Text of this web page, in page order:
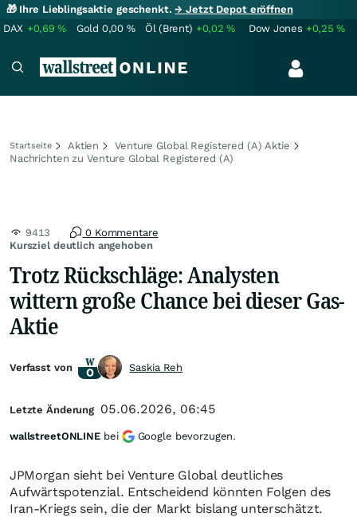
🎁 Ihre Lieblingsaktie geschenkt.→ Jetzt Depot eröffnen
DAX +0,69% Gold 0,00 % Öl (Brent) +0,02% Dow Jones +0,25%
Startseite Aktien
Venture Global Registered (A) Aktie
Nachrichten zu Venture Global Registered (A)
Kursziel deutlich angehoben
9413 0 Kommentare
Trotz Rückschläge: Analysten
wittern große Chance bei dieser Gas-
Aktie
JPMorgan sieht bei Venture Global deutliches
Aufwärtspotenzial. Entscheidend könnten Folgen des
Iran-Kriegs sein, die der Markt bislang unterschätzt.
Verfasst von Saskia Reh
Letzte Änderung 05.06.2026, 06:45
wallstreetONLINE bei Google bevorzugen.